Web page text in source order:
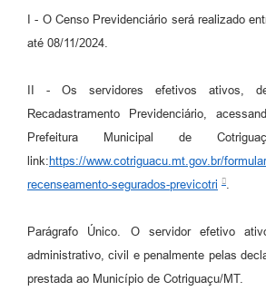
I - O Censo Previdenciário será realizado
até 08/11/2024.
II - Os servidores efetivos ativos,
Recadastramento Previdenciário,
Prefeitura Municipal de
link:https://www.cotriguacu.mt.gov.br/
recenseamento-segurados-previcotri
.
Parágrafo Único. O servidor efetivo
administrativo, civil e penalmente pelas
prestada ao Município de Cotriguaçu/MT.